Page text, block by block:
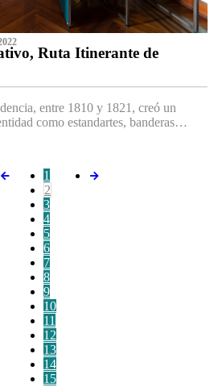
Ruta Itinerante de
entre 1810 y 1821, creó un
como estandartes, banderas…
1
2
3
4
5
6
7
8
9
10
11
12
13
14
15